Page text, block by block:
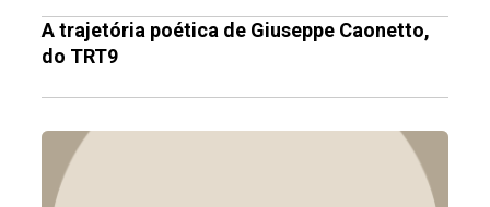
A trajetória poética de Giuseppe Caonetto,
do TRT9